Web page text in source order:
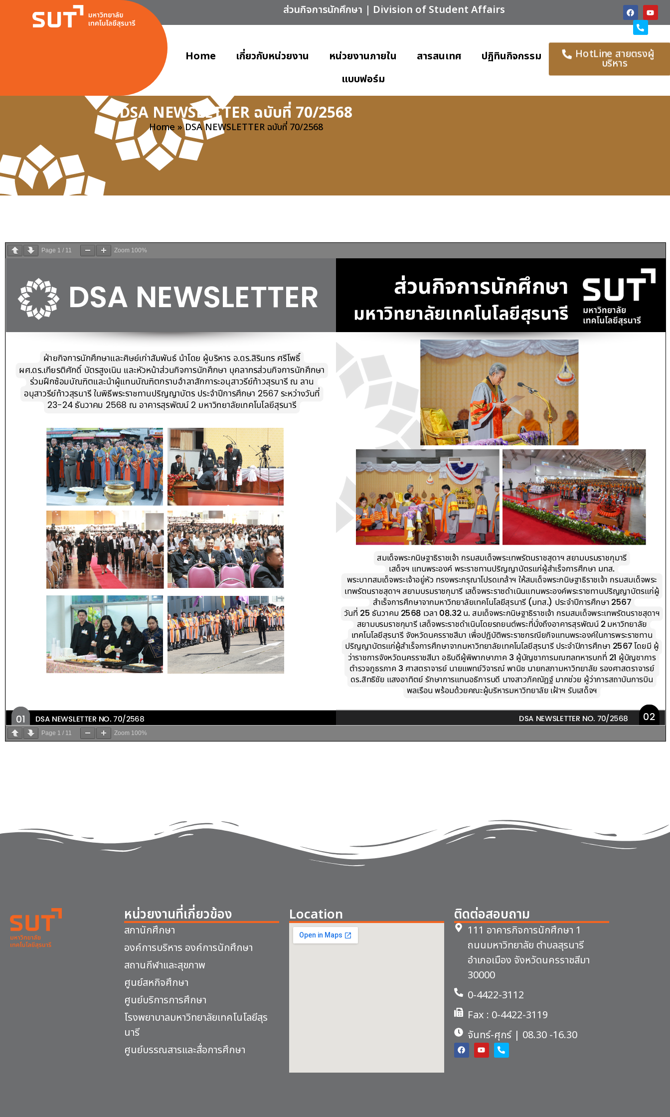
ส่วนกิจการนักศึกษา | Division of Student Affairs
Home เกี่ยวกับหน่วยงาน หน่วยงานภายใน สารสนเทศ
ปฏิทินกิจกรรม
แบบฟอร์ม
HotLine สายตรงผู้
บริหาร
DSA NEWSLETTER ฉบับที่ 70/2568
Home »DSA NEWSLETTER ฉบับที่ 70/2568
Page 1 / 11 Zoom 100%
Page 1 / 11 Zoom 100%
หน่วยงานที่เกี่ยวข้อง
สภานักศึกษา
องค์การบริหาร องค์การนักศึกษา
สถานกีฬาและสุขภาพ
ศูนย์สหกิจศึกษา
ศูนย์บริการการศึกษา
โรงพยาบาลมหาวิทยาลัยเทคโนโลยีสุร
นารี
ศูนย์บรรณสารและสื่อการศึกษา
Location ติดต่อสอบถาม
111 อาคารกิจการนักศึกษา 1
ถนนมหาวิทยาลัย ตำบลสุรนารี
อำเภอเมือง จังหวัดนครราชสีมา
30000
0-4422-3112
Fax : 0-4422-3119
จันทร์-ศุกร์ | 08.30 -16.30